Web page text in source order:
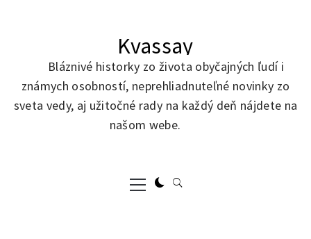
Kvassay
Bláznivé historky zo života obyčajných ľudí i
známych osobností, neprehliadnuteľné novinky zo
sveta vedy, aj užitočné rady na každý deň nájdete na
našom webe.
Primary
Menu